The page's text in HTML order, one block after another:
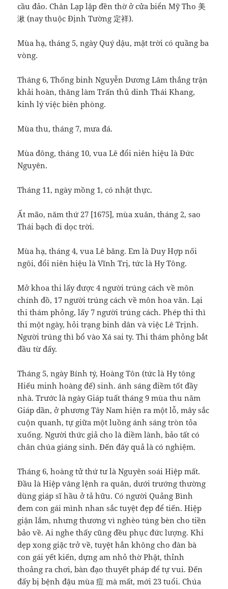
cầu đảo. Chân Lạp lập đền thờ ở cửa biển Mỹ Tho 美
湫 (nay thuộc Định Tường 定祥).
Mùa hạ, tháng 5, ngày Quý dậu, mặt trời có quầng ba
vòng.
Tháng 6, Thống binh Nguyễn Dương Lâm thắng trận
khải hoàn, thăng làm Trấn thủ dinh Thái Khang,
kinh lý việc biên phòng.
Mùa thu, tháng 7, mưa đá.
Mùa đông, tháng 10, vua Lê đổi niên hiệu là Đức
Nguyên.
Tháng 11, ngày mồng 1, có nhật thực.
Ất mão, năm thứ 27 [1675], mùa xuân, tháng 2, sao
Thái bạch đi dọc trời.
Mùa hạ, tháng 4, vua Lê băng. Em là Duy Hợp nối
ngôi, đổi niên hiệu là Vĩnh Trị, tức là Hy Tông.
Mở khoa thi lấy được 4 người trúng cách về môn
chính đồ, 17 người trúng cách về môn hoa văn. Lại
thi thám phỏng, lấy 7 người trúng cách. Phép thi thì
thi một ngày, hỏi trạng binh dân và việc Lê Trịnh.
Người trúng thì bổ vào Xá sai ty. Thi thám phỏng bắt
đầu từ đấy.
Tháng 5, ngày Bính tý, Hoàng Tôn (tức là Hy tông
Hiếu minh hoàng đế) sinh. ánh sáng điềm tốt đầy
nhà. Trước là ngày Giáp tuất tháng 9 mùa thu năm
Giáp dần, ở phương Tây Nam hiện ra một lỗ, mây sắc
cuộn quanh, tự giữa một luồng ánh sáng tròn tỏa
xuống. Người thức giả cho là điềm lành, bảo tất có
chân chúa giáng sinh. Đến đây quả là có nghiệm.
Tháng 6, hoàng tử thứ tư là Nguyên soái Hiệp mất.
Đầu là Hiệp vâng lệnh ra quân, dưới trướng thường
dùng giáp sĩ hầu ở tả hữu. Có người Quảng Bình
đem con gái mình nhan sắc tuyệt đẹp để tiến. Hiệp
giận lắm, nhưng thương vì nghèo túng bèn cho tiền
bảo về. Ai nghe thấy cũng đều phục đức lượng. Khi
dẹp xong giặc trở về, tuyệt hẳn không cho đàn bà
con gái yết kiến, dựng am nhỏ thờ Phật, thỉnh
thoảng ra chơi, bàn đạo thuyết pháp để tự vui. Đến
đấy bị bệnh đậu mùa 痘 mà mất, mới 23 tuổi. Chúa